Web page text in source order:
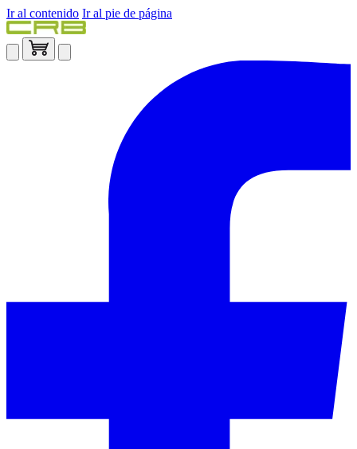
Ir al contenido Ir al pie de página